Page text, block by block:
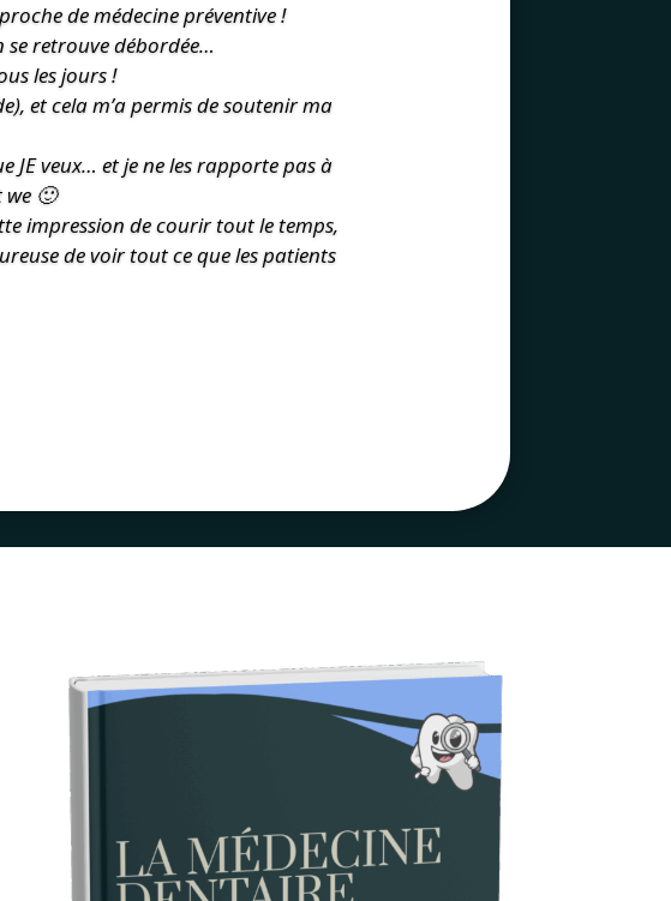
de médecine préventive !
se retrouve débordée…
les jours !
et cela m’a permis de soutenir ma
veux… et je ne les rapporte pas à
🙂
impression de courir tout le temps,
de voir tout ce que les patients